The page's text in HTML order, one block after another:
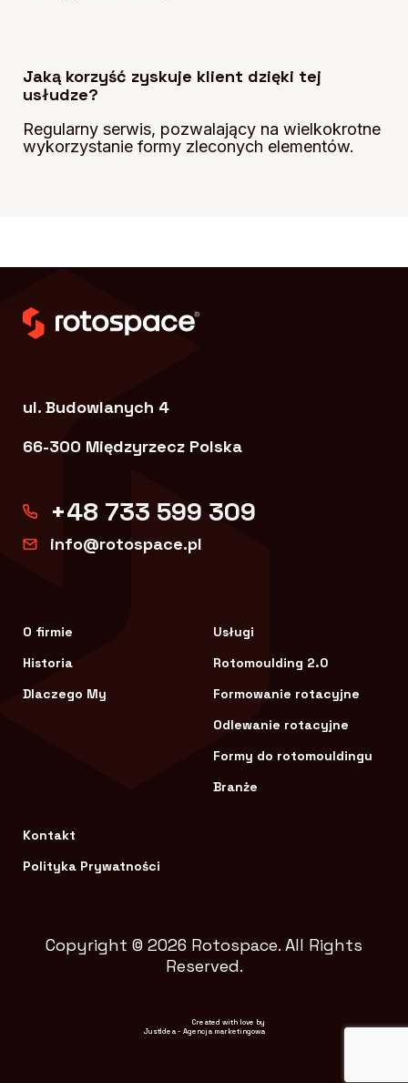
Jaką korzyść zyskuje klient dzięki tej
usłudze?
Regularny serwis, pozwalający na wielkokrotne
wykorzystanie formy zleconych elementów.
ul. Budowlanych 4
66-300 Międzyrzecz Polska
+48 733 599 309
info@rotospace.pl
O firmie
Historia
Dlaczego My
Usługi
Rotomoulding 2.0
Formowanie rotacyjne
Odlewanie rotacyjne
Formy do rotomouldingu
Branże
Kontakt
Polityka Prywatności
Copyright © 2026 Rotospace. All Rights
Reserved.
Created with love by
JustIdea- Agencja marketingowa